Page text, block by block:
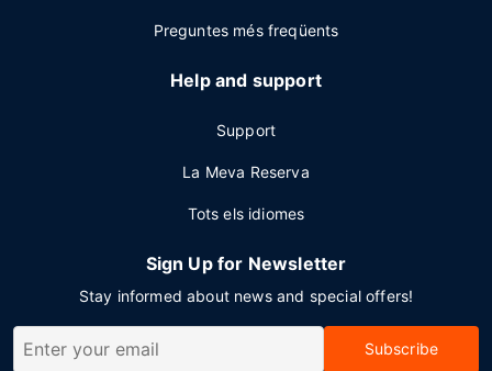
Preguntes més freqüents
Help and support
Support
La Meva Reserva
Tots els idiomes
Sign Up for Newsletter
Stay informed about news and special offers!
Subscribe